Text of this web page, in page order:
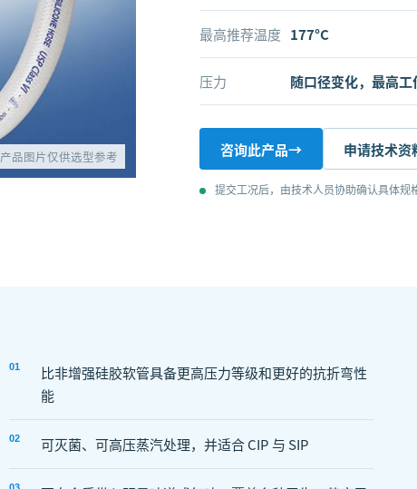
产品图片仅供选型参考
最高推荐温度 177°C
压力 随口径变化，最高
咨询此产品→ 申请技术资
提交工况后，由技术人员协助确认具体规
01
比非增强硅胶软管具备更高压力等级和更好的抗折弯性
能
02 可灭菌、可高压蒸汽处理，并适合 CIP 与 SIP